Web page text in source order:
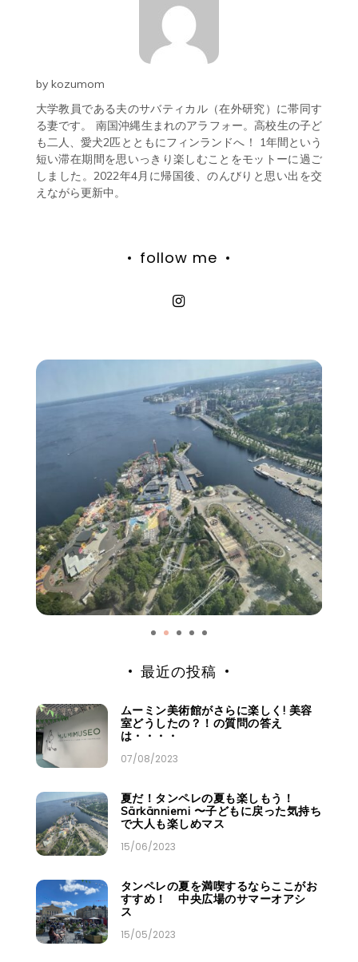
by kozumom
大学教員である夫のサバティカル（在外研究）に帯同す
る妻です。 南国沖縄生まれのアラフォー。高校生の子ど
も二人、愛犬2匹とともにフィンランドへ！ 1年間という
短い滞在期間を思いっきり楽しむことをモットーに過ご
しました。2022年4月に帰国後、のんびりと思い出を交
えながら更新中。
follow me
最近の投稿
ムーミン美術館がさらに楽しく! 美容
室どうしたの？！の質問の答え
は・・・・
07/08/2023
夏だ！タンペレの夏も楽しもう！
Särkänniemi 〜子どもに戻った気持ち
で大人も楽しめマス
15/06/2023
タンペレの夏を満喫するならここがお
すすめ！ 中央広場のサマーオアシ
ス
15/05/2023